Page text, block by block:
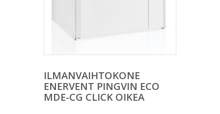
ILMANVAIHTOKONE
ENERVENT PINGVIN ECO
MDE-CG CLICK OIKEA